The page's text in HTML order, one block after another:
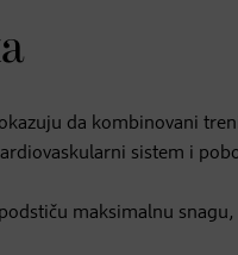
da kombinovani
sistem i
maksimalnu